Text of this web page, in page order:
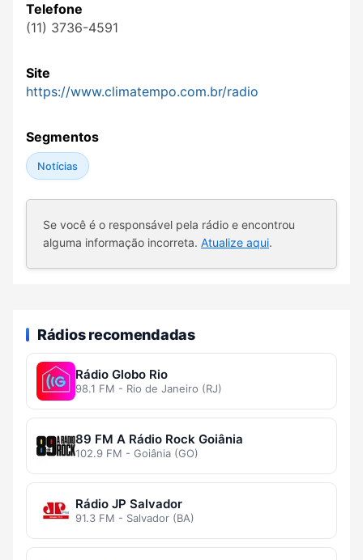
Telefone
(11) 3736-4591
Site
https://www.climatempo.com.br/radio
Segmentos
Notícias
Se você é o responsável pela rádio e encontrou
alguma informação incorreta. Atualize aqui.
Rádios recomendadas
Rádio Globo Rio
98.1 FM - Rio de Janeiro (RJ)
89 FM A Rádio Rock Goiânia
102.9 FM - Goiânia (GO)
Rádio JP Salvador
91.3 FM - Salvador (BA)